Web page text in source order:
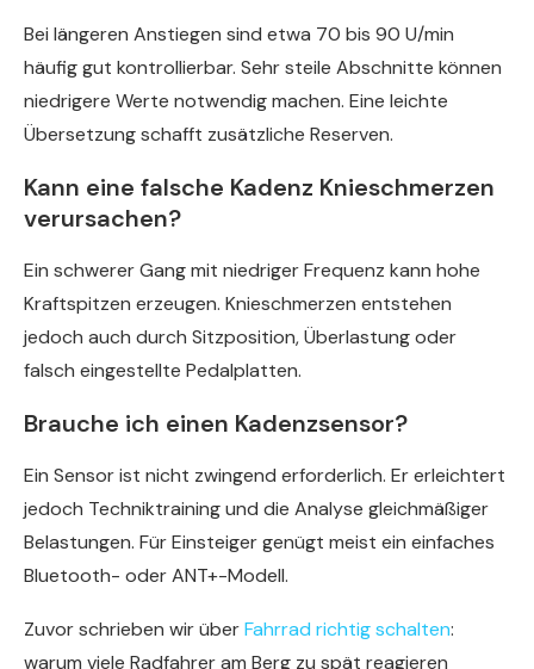
Bei längeren Anstiegen sind etwa 70 bis 90 U/min
häufig gut kontrollierbar. Sehr steile Abschnitte können
niedrigere Werte notwendig machen. Eine leichte
Übersetzung schafft zusätzliche Reserven.
Kann eine falsche Kadenz Knieschmerzen
verursachen?
Ein schwerer Gang mit niedriger Frequenz kann hohe
Kraftspitzen erzeugen. Knieschmerzen entstehen
jedoch auch durch Sitzposition, Überlastung oder
falsch eingestellte Pedalplatten.
Brauche ich einen Kadenzsensor?
Ein Sensor ist nicht zwingend erforderlich. Er erleichtert
jedoch Techniktraining und die Analyse gleichmäßiger
Belastungen. Für Einsteiger genügt meist ein einfaches
Bluetooth- oder ANT+-Modell.
Zuvor schrieben wir überFahrrad richtig schalten:
warum viele Radfahrer am Berg zu spät reagieren